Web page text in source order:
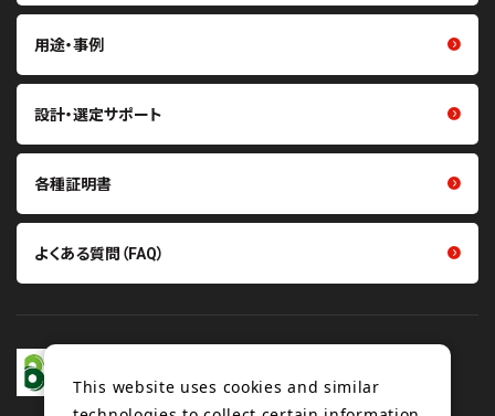
張力計・センサ
熱マネジメント関連製品
用途・事例
設計・選定サポート
各種証明書
よくある質問（FAQ）
This website uses cookies and similar